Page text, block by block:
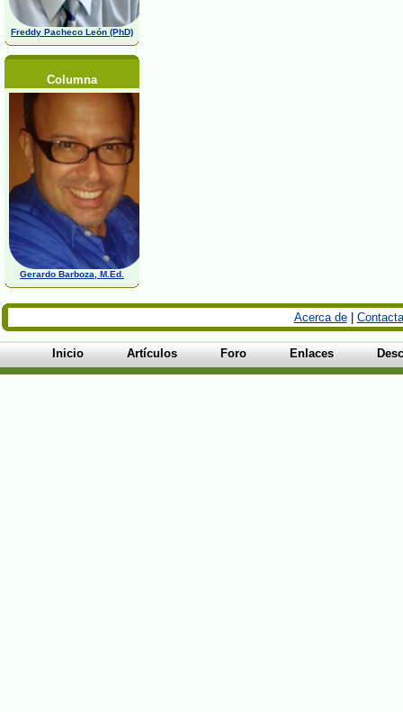
Freddy Pacheco León (PhD)
Columna
Gerardo Barboza, M.Ed.
Acerca de|
Inicio Artículos Foro Enlaces